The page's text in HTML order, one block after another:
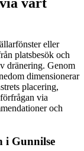
eller
platsbesök och
dränering. Genom
dimensionerar
placering,
via
och
i Gunnilse